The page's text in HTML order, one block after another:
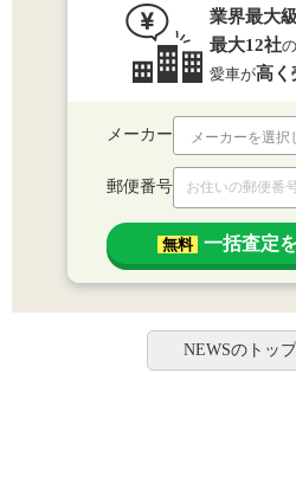
業界最大
最大12社の
愛車が高く
メーカー
郵便番号
無料 一括査定
NEWSのトッ